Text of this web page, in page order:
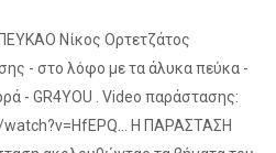
Νίκος Ορτετζάτος
- στο λόφο με τα άλυκα πεύκα -
- GR4YOU . Video παράστασης:
Η ΠΑΡΑΣΤΑΣΗ